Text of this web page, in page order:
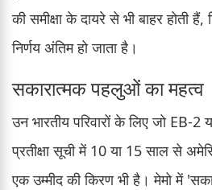
की समीक्षा के दायरे से भी बाहर होती
निर्णय अंतिम हो जाता है।
सकारात्मक पहलुओं का महत्व
उन भारतीय परिवारों के लिए जो EB-2
प्रतीक्षा सूची में 10 या 15 साल से
एक उम्मीद की किरण भी है। मेमो में